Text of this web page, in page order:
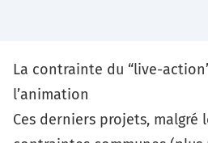
La contrainte du “live-
l’animation
Ces derniers projets, malgré